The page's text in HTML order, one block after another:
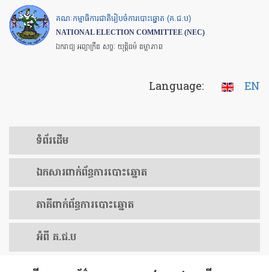
Skip
to
main
គណៈកម្មាធិការជាតិរៀបចំការបោះឆ្នោត (គ.ជ.ប)
NATIONAL ELECTION COMMITTEE (NEC)
ឯករាជ្យ អព្យាក្រឹត សច្ចៈ យុត្តិធម៌ តម្លាភាព
Language: EN
ទំព័រ​ដើម
ឯកសារ​ពាក់ព័ន្ធ​ការ​បោះឆ្នោត
​ភាគីពាក់ព័ន្ធ​​ការ​បោះឆ្នោត
អំពី គ.ជ.ប